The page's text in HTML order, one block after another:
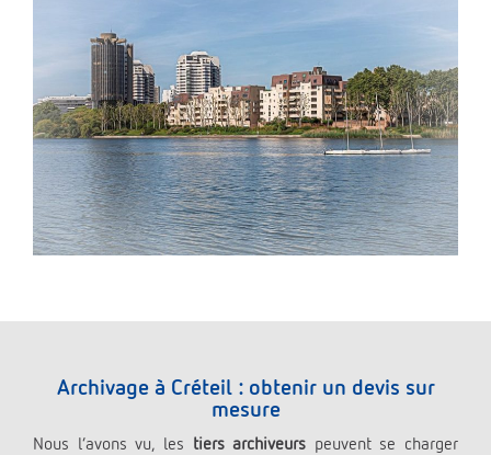
Archivage à Créteil : obtenir un devis sur
mesure
Nous l’avons vu, les tiers archiveurs peuvent se charger